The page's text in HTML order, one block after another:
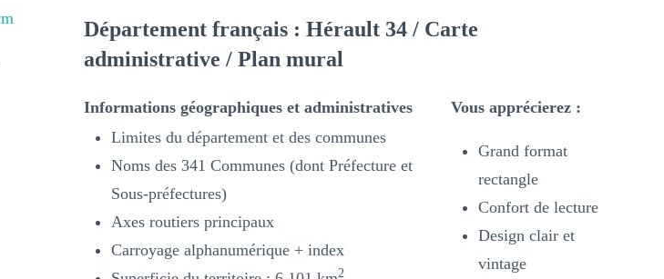
Département français : Hérault 34 / Carte
administrative / Plan mural
Informations géographiques et administratives
Vous apprécierez :
Limites du département et des communes
Noms des 341 Communes (dont Préfecture et
Sous-préfectures)
Axes routiers principaux
Carroyage alphanumérique + index
2
Grand format
rectangle
Confort de lecture
Design clair et
vintage